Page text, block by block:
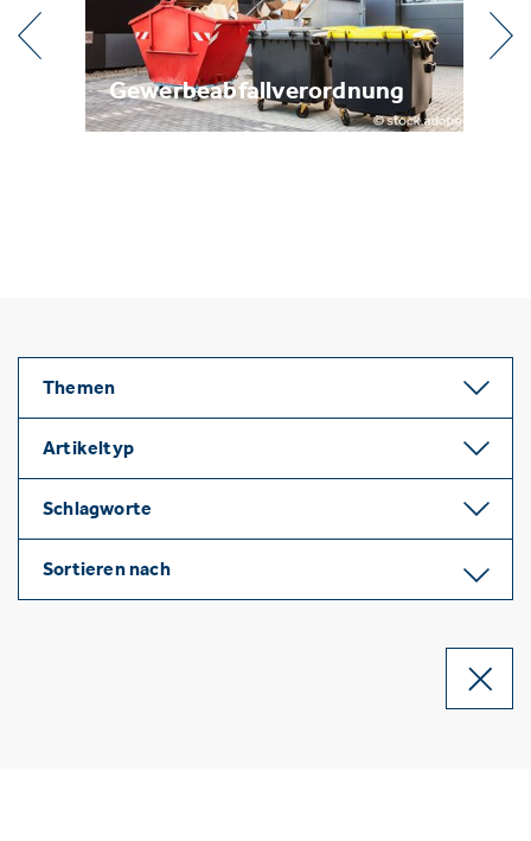
Metallrecycling
Themen
Artikeltyp
Schlagworte
Sortieren nach